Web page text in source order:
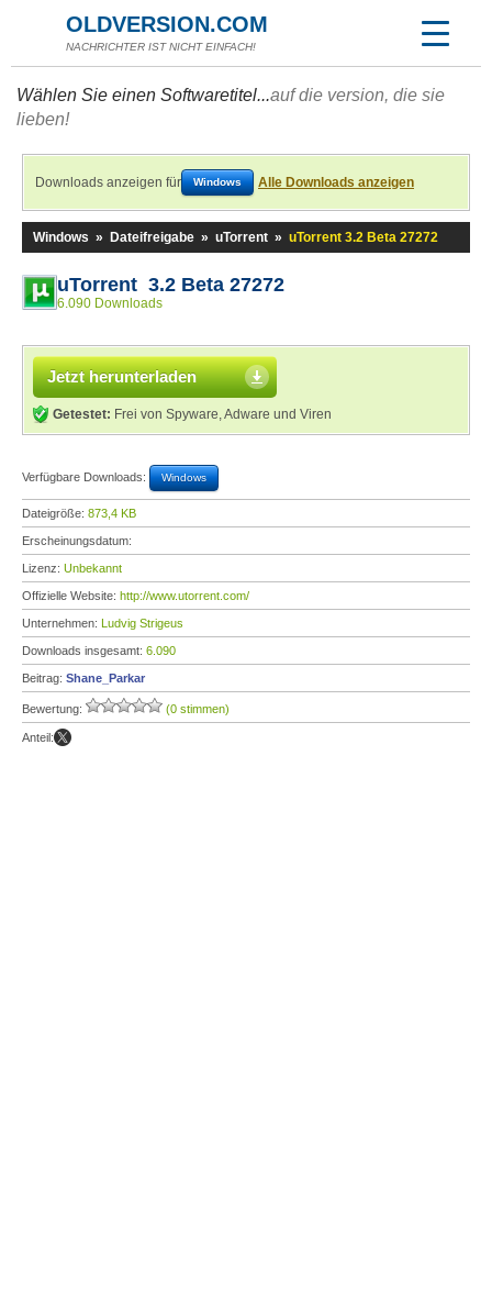
OLDVERSION.COM
NACHRICHTER IST NICHT EINFACH!
Wählen Sie einen Softwaretitel...auf die version, die sie
lieben!
Downloads anzeigen für Windows Alle Downloads anzeigen
Windows » Dateifreigabe » uTorrent » uTorrent 3.2 Beta 27272
uTorrent 3.2 Beta 27272
6.090 Downloads
Jetzt herunterladen
Getestet: Frei von Spyware, Adware und Viren
Verfügbare Downloads: Windows
Dateigröße: 873,4 KB
Erscheinungsdatum:
Lizenz: Unbekannt
Offizielle Website: http://www.utorrent.com/
Unternehmen: Ludvig Strigeus
Downloads insgesamt: 6.090
Beitrag: Shane_Parkar
Bewertung: (0 stimmen)
Anteil: